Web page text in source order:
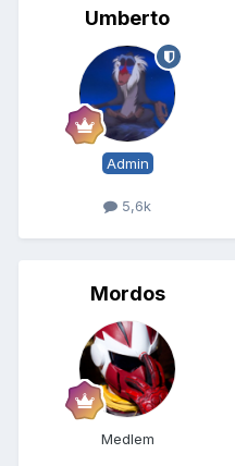
Umberto
Admin
5,6k
Mordos
Medlem